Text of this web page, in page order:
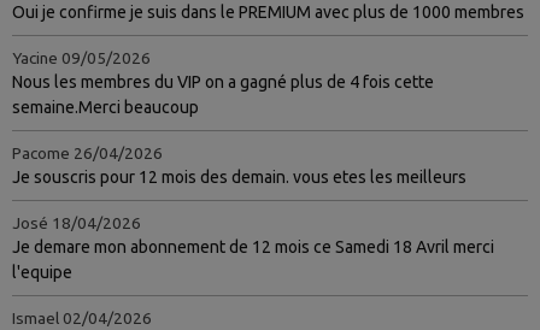
Oui je confirme je suis dans le PREMIUM avec plus de 1000 membres
Yacine 09/05/2026
Nous les membres du VIP on a gagné plus de 4 fois cette
semaine.Merci beaucoup
Pacome 26/04/2026
Je souscris pour 12 mois des demain. vous etes les meilleurs
José 18/04/2026
Je demare mon abonnement de 12 mois ce Samedi 18 Avril merci
l'equipe
Ismael 02/04/2026